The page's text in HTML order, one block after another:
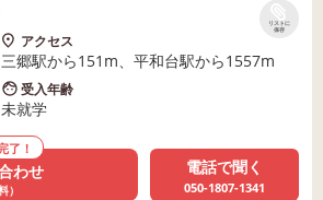
リストに
保存
アクセス
三郷駅から151m、平和台駅から1557m
受入年齢
未就学
了！
わせ
）
電話で聞く
050-1807-1341